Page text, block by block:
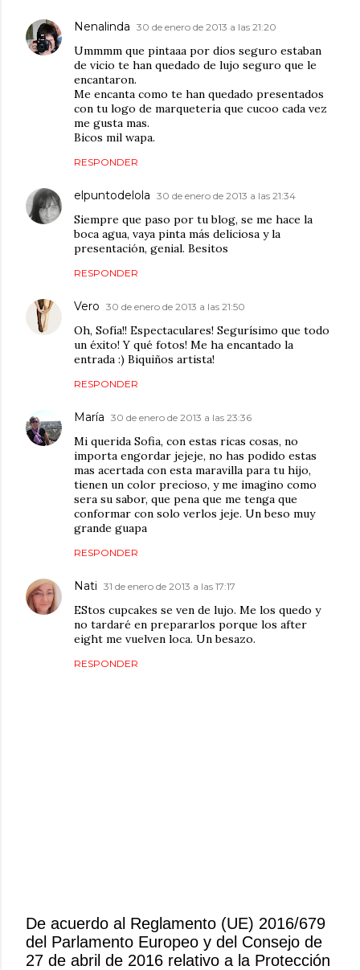
Nenalinda 30 de enero de 2013 a las 21:20
Ummmm que pintaaa por dios seguro estaban
de vicio te han quedado de lujo seguro que le
encantaron.
Me encanta como te han quedado presentados
con tu logo de marqueteria que cucoo cada vez
me gusta mas.
Bicos mil wapa.
RESPONDER
elpuntodelola 30 de enero de 2013 a las 21:34
Siempre que paso por tu blog, se me hace la
boca agua, vaya pinta más deliciosa y la
presentación, genial. Besitos
RESPONDER
Vero 30 de enero de 2013 a las 21:50
Oh, Sofía!! Espectaculares! Segurísimo que todo
un éxito! Y qué fotos! Me ha encantado la
entrada :) Biquiños artista!
RESPONDER
María 30 de enero de 2013 a las 23:36
Mi querida Sofia, con estas ricas cosas, no
importa engordar jejeje, no has podido estas
mas acertada con esta maravilla para tu hijo,
tienen un color precioso, y me imagino como
sera su sabor, que pena que me tenga que
conformar con solo verlos jeje. Un beso muy
grande guapa
RESPONDER
Nati 31 de enero de 2013 a las 17:17
EStos cupcakes se ven de lujo. Me los quedo y
no tardaré en prepararlos porque los after
eight me vuelven loca. Un besazo.
RESPONDER
P
u
De acuerdo al Reglamento (UE) 2016/679
del Parlamento Europeo y del Consejo de
27 de abril de 2016 relativo a la Protección